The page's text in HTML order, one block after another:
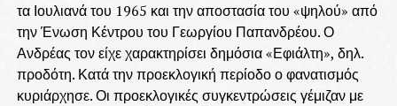
τα Ιουλιανά του 1965 και την αποστασία του «ψηλού» από
την Ένωση Κέντρου του Γεωργίου Παπανδρέου. Ο
Ανδρέας τον είχε χαρακτηρίσει δημόσια «Εφιάλτη», δηλ.
προδότη. Κατά την προεκλογική περίοδο ο φανατισμός
κυριάρχησε. Οι προεκλογικές συγκεντρώσεις γέμιζαν με